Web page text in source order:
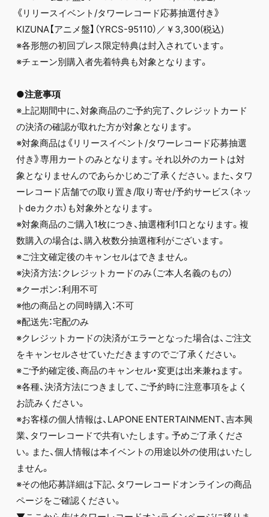
《リリースイベント/タワーレコード応募抽選付き》
KIZUNA【アニメ盤】（YRCS-95110）／￥3,300(税込)
※各形態の初回プレス限定特典は封入されています。
※チェーン別購入者先着特典も対象となります。
●注意事項
※上記期間中に、対象商品のご予約完了、クレジットカード
の決済の確認が取れた方が対象となります。
※対象商品は《リリースイベント/タワーレコード応募抽選
付き》専用カートのみとなります。それ以外のカートは対
象となりませんのであらかじめご了承ください。また、タワ
ーレコード店舗での取り置き/取り寄せ/予約サービス（ネッ
トdeカクホ）も対象外となります。
※対象商品のご購入1枚につき、抽選権利1口となります。複
数購入の場合は、購入枚数分抽選権利がございます。
※ご注文確定後のキャンセルはできません。
※決済方法：クレジットカードのみ（ご本人名義のもの）
※クーポン：利用不可
※他の商品との同時購入：不可
※配送先：宅配のみ
※クレジットカードの決済がエラーとなった場合は、ご注文
をキャンセルさせていただきますのでご了承ください。
※ご予約確定後、商品のキャンセル・変更は出来兼ねます。
※各種、決済方法につきまして、ご予約時に注意事項をよく
お読みください。
※お客様の個人情報は、LAPONE ENTERTAINMENT、吉本興
業、タワーレコードで共有いたします。予めご了承くださ
い。また、個人情報は本イベントの用途以外の使用はいたし
ません。
※その他応募詳細は下記、タワーレコードオンラインの商品
ページをご確認ください。